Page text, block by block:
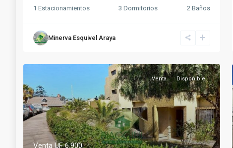
1 Estacionamientos 3 Dormitorios 2 Baños
Minerva Esquivel Araya
Venta Disponible
VentaUF 6.900